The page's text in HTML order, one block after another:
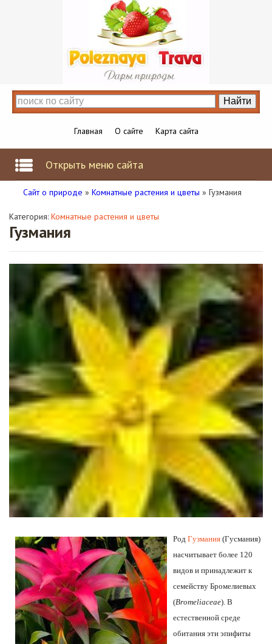
Главная О сайте Карта сайта
Открыть меню сайта
Сайт о природе » Комнатные растения и цветы » Гузмания
Категория: Комнатные растения и цветы
Гузмания
Род Гузмания (Гусмания)
насчитывает более 120
видов и принадлежит к
семейству Бромелиевых
(Bromeliaceae). В
естественной среде
обитания эти эпифиты